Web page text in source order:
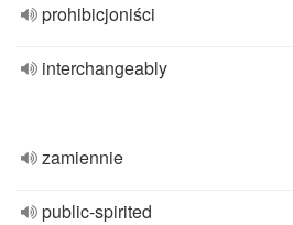
prohibicjoniści
interchangeably
zamiennie
public-spirited